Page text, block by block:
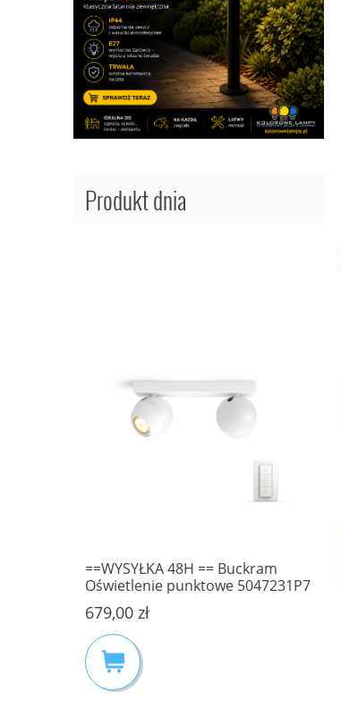
Produkt dnia
==WYSYŁKA 48H == Buckram
Oświetlenie punktowe 5047231P7
50472/31/P7 PHILIPS HUE
679,00 zł